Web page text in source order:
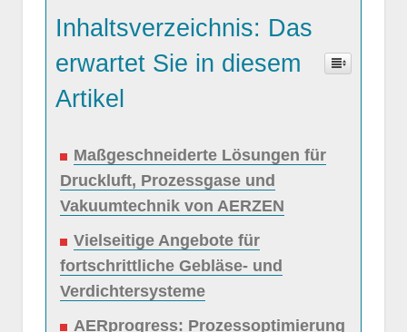
Inhaltsverzeichnis: Das
erwartet Sie in diesem
Artikel
Maßgeschneiderte Lösungen für
Druckluft, Prozessgase und
Vakuumtechnik von AERZEN
Vielseitige Angebote für
fortschrittliche Gebläse- und
Verdichtersysteme
AERprogress: Prozessoptimierung